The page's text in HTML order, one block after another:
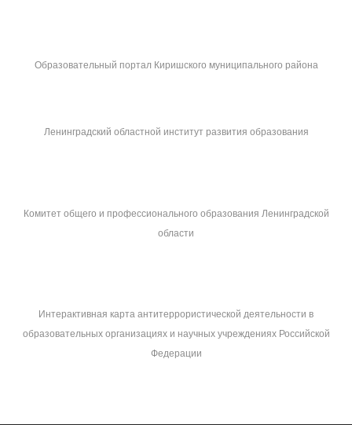
Образовательный портал Киришского муниципального района
Ленинградский областной институт развития образования
Комитет общего и профессионального образования Ленинградской
области
Интерактивная карта антитеррористической деятельности в
образовательных организациях и научных учреждениях Российской
Федерации